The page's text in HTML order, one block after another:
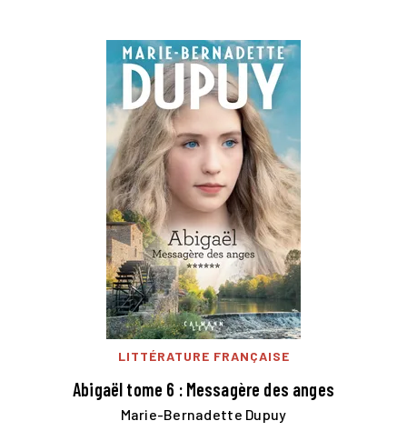
LITTÉRATURE FRANÇAISE
Abigaël tome 6 : Messagère des anges
Marie-Bernadette Dupuy